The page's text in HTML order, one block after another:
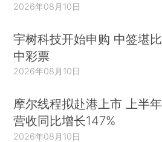
2026年08月10日
宇树科技开始申购 中签堪比
中彩票
2026年08月10日
摩尔线程拟赴港上市 上半年
营收同比增长147%
2026年08月10日